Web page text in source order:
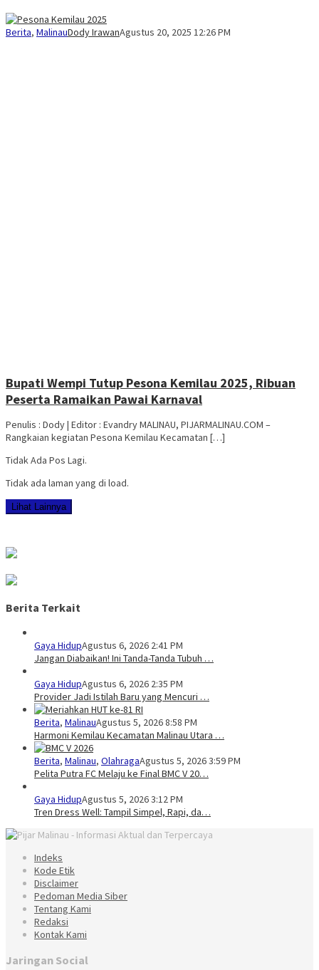
Berita, MalinauDody IrawanAgustus 20, 2025 12:26 PM
Bupati Wempi Tutup Pesona Kemilau 2025, Ribuan
Peserta Ramaikan Pawai Karnaval
Penulis : Dody | Editor : Evandry MALINAU, PIJARMALINAU.COM –
Rangkaian kegiatan Pesona Kemilau Kecamatan […]
Tidak Ada Pos Lagi.
Tidak ada laman yang di load.
Lihat Lainnya
Berita Terkait
Gaya HidupAgustus 6, 2026 2:41 PM
Jangan Diabaikan! Ini Tanda-Tanda Tubuh …
Gaya HidupAgustus 6, 2026 2:35 PM
Provider Jadi Istilah Baru yang Mencuri …
Berita, MalinauAgustus 5, 2026 8:58 PM
Harmoni Kemilau Kecamatan Malinau Utara …
Berita, Malinau, OlahragaAgustus 5, 2026 3:59 PM
Pelita Putra FC Melaju ke Final BMC V 20…
Gaya HidupAgustus 5, 2026 3:12 PM
Tren Dress Well: Tampil Simpel, Rapi, da…
Indeks
Kode Etik
Disclaimer
Pedoman Media Siber
Tentang Kami
Redaksi
Kontak Kami
Jaringan Social